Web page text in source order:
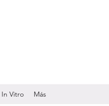
In Vitro Más